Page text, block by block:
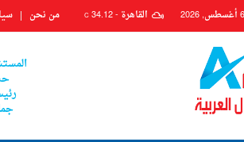
القاهرة -34.12
C من نحن